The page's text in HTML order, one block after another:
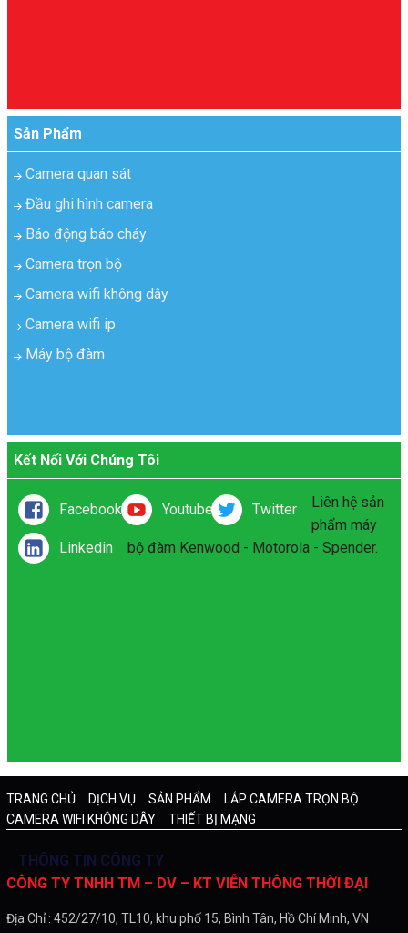
Sản Phẩm
Camera quan sát
Đầu ghi hình camera
Báo động báo cháy
Camera trọn bộ
Camera wifi không dây
Camera wifi ip
Máy bộ đàm
Kết Nối Với Chúng Tôi
Facebook Youtube Twitter
Linkedin
Liên hệ sản
phẩm máy
bộ đàm Kenwood - Motorola - Spender.
TRANG CHỦ DỊCH VỤ SẢN PHẨM
LẮP CAMERA TRỌN BỘ
CAMERA WIFI KHÔNG DÂY
THIẾT BỊ MẠNG
THÔNG TIN CÔNG TY
CÔNG TY TNHH TM – DV – KT VIỄN THÔNG THỜI ĐẠI
Địa Chỉ : 452/27/10, TL10, khu phố 15, Bình Tân, Hồ Chí Minh, VN